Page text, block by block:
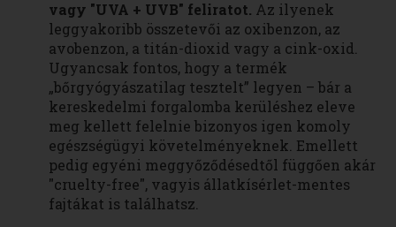
vagy "UVA + UVB" feliratot. Az ilyenek
leggyakoribb összetevői az oxibenzon, az
avobenzon, a titán-dioxid vagy a cink-oxid.
Ugyancsak fontos, hogy a termék
„bőrgyógyászatilag tesztelt” legyen – bár a
kereskedelmi forgalomba kerüléshez eleve
meg kellett felelnie bizonyos igen komoly
egészségügyi követelményeknek. Emellett
pedig egyéni meggyőződésedtől függően akár
"cruelty-free", vagyis állatkísérlet-mentes
fajtákat is találhatsz.